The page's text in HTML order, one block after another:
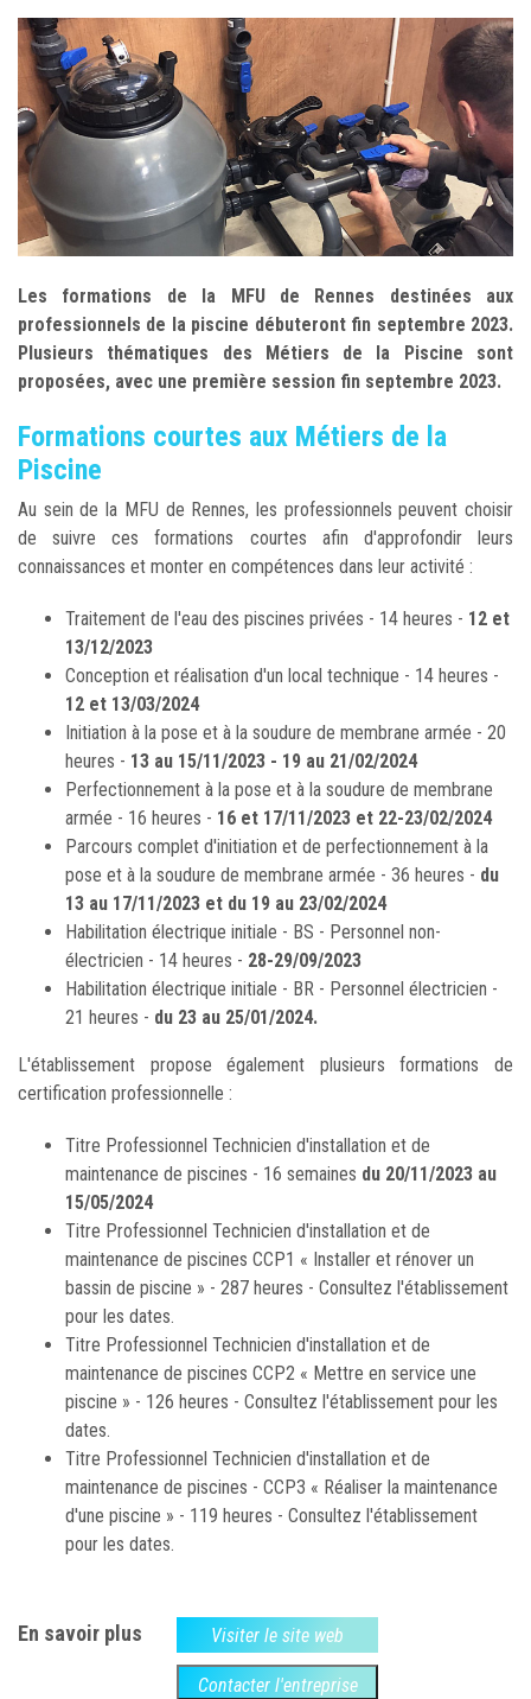
Les formations de la MFU de Rennes destinées aux
professionnels de la piscine débuteront fin septembre 2023.
Plusieurs thématiques des Métiers de la Piscine sont
proposées, avec une première session fin septembre 2023.
Formations courtes aux Métiers de la
Piscine
Au sein de la MFU de Rennes, les professionnels peuvent choisir
de suivre ces formations courtes afin d'approfondir leurs
connaissances et monter en compétences dans leur activité :
Traitement de l'eau des piscines privées - 14 heures - 12 et
13/12/2023
Conception et réalisation d'un local technique - 14 heures -
12 et 13/03/2024
Initiation à la pose et à la soudure de membrane armée - 20
heures - 13 au 15/11/2023 - 19 au 21/02/2024
Perfectionnement à la pose et à la soudure de membrane
armée - 16 heures - 16 et 17/11/2023 et 22-23/02/2024
Parcours complet d'initiation et de perfectionnement à la
pose et à la soudure de membrane armée - 36 heures - du
13 au 17/11/2023 et du 19 au 23/02/2024
Habilitation électrique initiale - BS - Personnel non-
électricien - 14 heures - 28-29/09/2023
Habilitation électrique initiale - BR - Personnel électricien -
21 heures - du 23 au 25/01/2024.
L'établissement propose également plusieurs formations de
certification professionnelle :
Titre Professionnel Technicien d'installation et de
maintenance de piscines - 16 semaines du 20/11/2023 au
15/05/2024
Titre Professionnel Technicien d'installation et de
maintenance de piscines CCP1 « Installer et rénover un
bassin de piscine » - 287 heures - Consultez l'établissement
pour les dates.
Titre Professionnel Technicien d'installation et de
maintenance de piscines CCP2 « Mettre en service une
piscine » - 126 heures - Consultez l'établissement pour les
dates.
Titre Professionnel Technicien d'installation et de
maintenance de piscines - CCP3 « Réaliser la maintenance
d'une piscine » - 119 heures - Consultez l'établissement
pour les dates.
En savoir plus Visiter le site web
Contacter l'entreprise